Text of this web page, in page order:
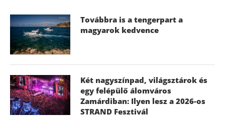
Továbbra is a tengerpart a
magyarok kedvence
Két nagyszínpad, világsztárok és
egy felépülő álomváros
Zamárdiban: Ilyen lesz a 2026-os
STRAND Fesztivál